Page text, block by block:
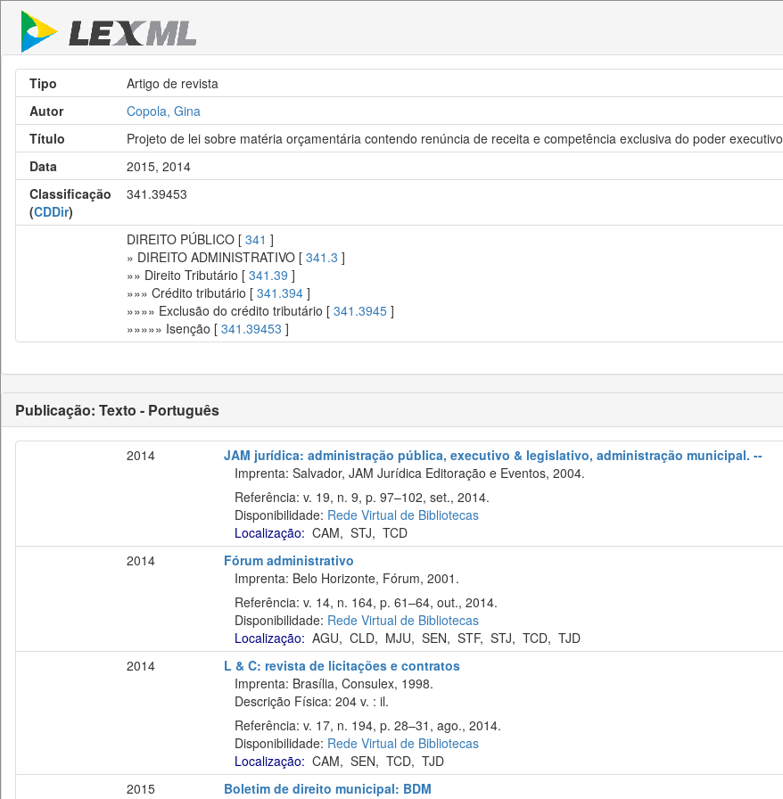
Tipo
Artigo de revista
Autor
Copola, Gina
Título
Projeto de lei sobre matéria orçamentária contendo renúncia de receita e competência exclusiva do poder executivo
Data
2015, 2014
Classificação
(CDDir)
341.39453
DIREITO PÚBLICO [ 341 ]
» DIREITO ADMINISTRATIVO [ 341.3 ]
»» Direito Tributário [ 341.39 ]
»»» Crédito tributário [ 341.394 ]
»»»» Exclusão do crédito tributário [ 341.3945 ]
»»»»» Isenção [ 341.39453 ]
Publicação: Texto - Português
2014
JAM jurídica: administração pública, executivo & legislativo, administração municipal. --
Imprenta: Salvador, JAM Jurídica Editoração e Eventos, 2004.
Referência: v. 19, n. 9, p. 97–102, set., 2014.
Disponibilidade: Rede Virtual de Bibliotecas
Localização: CAM, STJ, TCD
2014
Fórum administrativo
Imprenta: Belo Horizonte, Fórum, 2001.
Referência: v. 14, n. 164, p. 61–64, out., 2014.
Disponibilidade: Rede Virtual de Bibliotecas
Localização: AGU, CLD, MJU, SEN, STF, STJ, TCD, TJD
2014
L & C: revista de licitações e contratos
Imprenta: Brasília, Consulex, 1998.
Descrição Física: 204 v. : il.
Referência: v. 17, n. 194, p. 28–31, ago., 2014.
Disponibilidade: Rede Virtual de Bibliotecas
Localização: CAM, SEN, TCD, TJD
2015
Boletim de direito municipal: BDM